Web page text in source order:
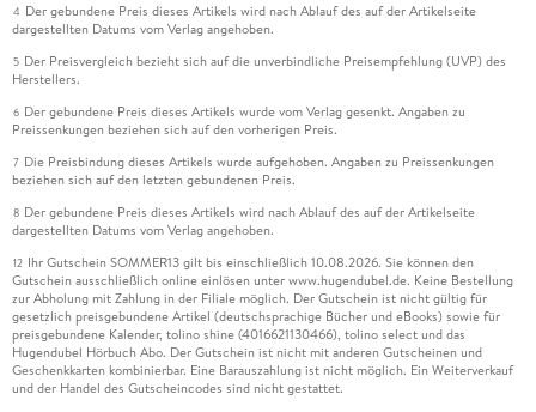
4 Der gebundene Preis dieses Artikels wird nach Ablauf des auf der Artikelseite
dargestellten Datums vom Verlag angehoben.
5 Der Preisvergleich bezieht sich auf die unverbindliche Preisempfehlung (UVP) des
Herstellers.
6 Der gebundene Preis dieses Artikels wurde vom Verlag gesenkt. Angaben zu
Preissenkungen beziehen sich auf den vorherigen Preis.
7 Die Preisbindung dieses Artikels wurde aufgehoben. Angaben zu Preissenkungen
beziehen sich auf den letzten gebundenen Preis.
8 Der gebundene Preis dieses Artikels wird nach Ablauf des auf der Artikelseite
dargestellten Datums vom Verlag angehoben.
12 Ihr Gutschein SOMMER13 gilt bis einschließlich 10.08.2026. Sie können den
Gutschein ausschließlich online einlösen unter www.hugendubel.de. Keine Bestellung
zur Abholung mit Zahlung in der Filiale möglich. Der Gutschein ist nicht gültig für
gesetzlich preisgebundene Artikel (deutschsprachige Bücher und eBooks) sowie für
preisgebundene Kalender, tolino shine (4016621130466), tolino select und das
Hugendubel Hörbuch Abo. Der Gutschein ist nicht mit anderen Gutscheinen und
Geschenkkarten kombinierbar. Eine Barauszahlung ist nicht möglich. Ein Weiterverkauf
und der Handel des Gutscheincodes sind nicht gestattet.